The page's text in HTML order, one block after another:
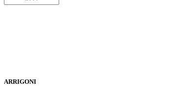
ARRIGONI